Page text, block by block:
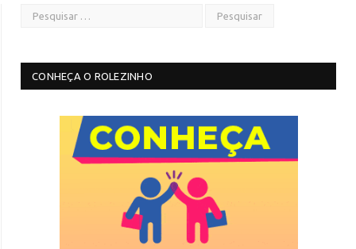
CONHEÇA O ROLEZINHO